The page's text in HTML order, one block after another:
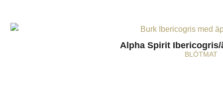
Alpha Spirit Ibericogris/
BLÖTMAT